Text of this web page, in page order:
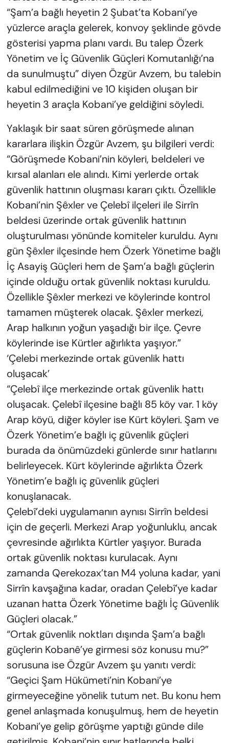
“Şam’a bağlı heyetin 2 Şubat’ta Kobani’ye
yüzlerce araçla gelerek, konvoy şeklinde gövde
gösterisi yapma planı vardı. Bu talep Özerk
Yönetim ve İç Güvenlik Güçleri Komutanlığı’na
da sunulmuştu” diyen Özgür Avzem, bu talebin
kabul edilmediğini ve 10 kişiden oluşan bir
heyetin 3 araçla Kobani’ye geldiğini söyledi.
Yaklaşık bir saat süren görüşmede alınan
kararlara ilişkin Özgür Avzem, şu bilgileri verdi:
“Görüşmede Kobani’nin köyleri, beldeleri ve
kırsal alanları ele alındı. Kimi yerlerde ortak
güvenlik hattının oluşması kararı çıktı. Özellikle
Kobani’nin Şêxler ve Çelebî ilçeleri ile Sirrîn
beldesi üzerinde ortak güvenlik hattının
oluşturulması yönünde komiteler kuruldu. Aynı
gün Şêxler ilçesinde hem Özerk Yönetime bağlı
İç Asayiş Güçleri hem de Şam’a bağlı güçlerin
içinde olduğu ortak güvenlik noktası kuruldu.
Özellikle Şêxler merkezi ve köylerinde kontrol
tamamen müşterek olacak. Şêxler merkezi,
Arap halkının yoğun yaşadığı bir ilçe. Çevre
köylerinde ise Kürtler ağırlıkta yaşıyor.”
‘Çelebi merkezinde ortak güvenlik hattı
oluşacak’
“Çelebî ilçe merkezinde ortak güvenlik hattı
oluşacak. Çelebî ilçesine bağlı 85 köy var. 1 köy
Arap köyü, diğer köyler ise Kürt köyleri. Şam ve
Özerk Yönetim’e bağlı iç güvenlik güçleri
burada da önümüzdeki günlerde sınır hatlarını
belirleyecek. Kürt köylerinde ağırlıkta Özerk
Yönetim’e bağlı iç güvenlik güçleri
konuşlanacak.
Çelebî’deki uygulamanın aynısı Sirrîn beldesi
için de geçerli. Merkezi Arap yoğunluklu, ancak
çevresinde ağırlıkta Kürtler yaşıyor. Burada
ortak güvenlik noktası kurulacak. Aynı
zamanda Qerekozax’tan M4 yoluna kadar, yani
Sirrîn kavşağına kadar, oradan Çelebî’ye kadar
uzanan hatta Özerk Yönetime bağlı İç Güvenlik
Güçleri olacak.”
“Ortak güvenlik noktları dışında Şam’a bağlı
güçlerin Kobanê’ye girmesi söz konusu mu?”
sorusuna ise Özgür Avzem şu yanıtı verdi:
“Geçici Şam Hükümeti’nin Kobani’ye
girmeyeceğine yönelik tutum net. Bu konu hem
genel anlaşmada konuşulmuş, hem de heyetin
Kobani’ye gelip görüşme yaptığı günde dile